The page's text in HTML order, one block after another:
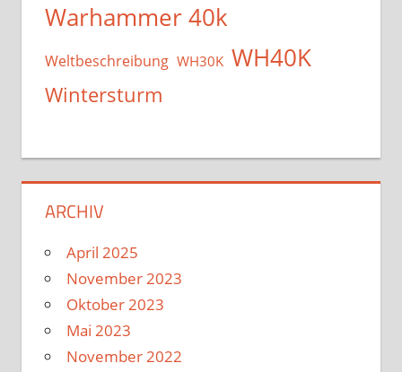
Warhammer 40k
Weltbeschreibung WH30K WH40K
Wintersturm
ARCHIV
April 2025
November 2023
Oktober 2023
Mai 2023
November 2022